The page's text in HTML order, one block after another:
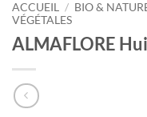
ACCUEIL / BIO &
VÉGÉTALES
ALMAFLORE